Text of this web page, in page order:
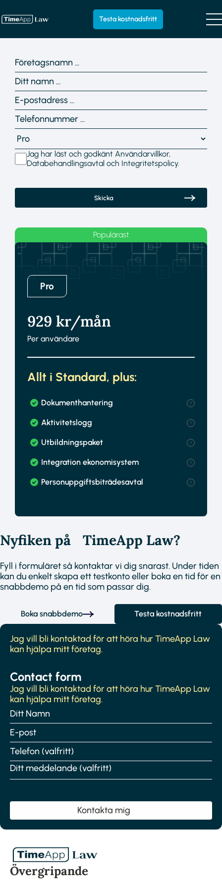
Testa kostnadsfritt
Jag har läst och godkänt Användarvillkor,
Databehandlingsavtal och Integritetspolicy.
Skicka
Populärast
Pro
929 kr/mån
Per användare
Allt i Standard, plus:
Dokumenthantering
Aktivitetslogg
Utbildningspaket
Integration ekonomisystem
Personuppgiftsbiträdesavtal
Nyfiken på TimeApp Law?
Fyll i formuläret så kontaktar vi dig snarast. Under tiden
kan du enkelt skapa ett testkonto eller boka en tid för en
snabbdemo på en tid som passar dig.
Boka snabbdemo Testa kostnadsfritt
Jag vill bli kontaktad för att höra hur TimeApp Law
kan hjälpa mitt företag.
Contact form
Jag vill bli kontaktad för att höra hur TimeApp Law
kan hjälpa mitt företag.
Namn
(Obligatoriskt)
Epost
(Obligatoriskt)
Telefonnummer
Meddelande
Övergripande